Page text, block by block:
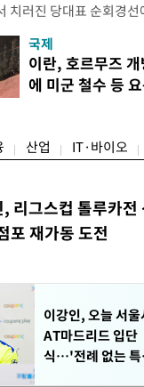
치러진 당대표 순회경선
어 상대 경쟁주자인 정
제치고 1위를 차지했
도 김 후보가 앞섰다.
에서도 김 후보(46.01%)
국제
이란, 호르무즈
에 미군 철수 등
산업 IT·바이오
리그스컵 톨루카전
재가동 도전
이강인, 오늘 서울
AT마드리드 입단
식…'전례 없는 특